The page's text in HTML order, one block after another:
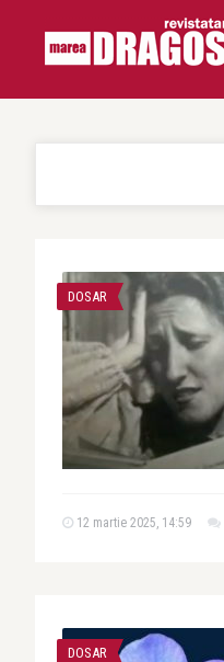
DOSAR
12 martie 2025, 14:59
DOSAR